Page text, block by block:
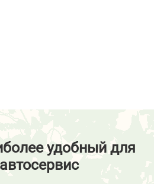
удобный для